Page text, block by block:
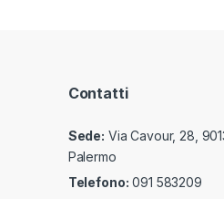
Contatti
Sede: Via Cavour, 28,
Palermo
Telefono: 091 583209